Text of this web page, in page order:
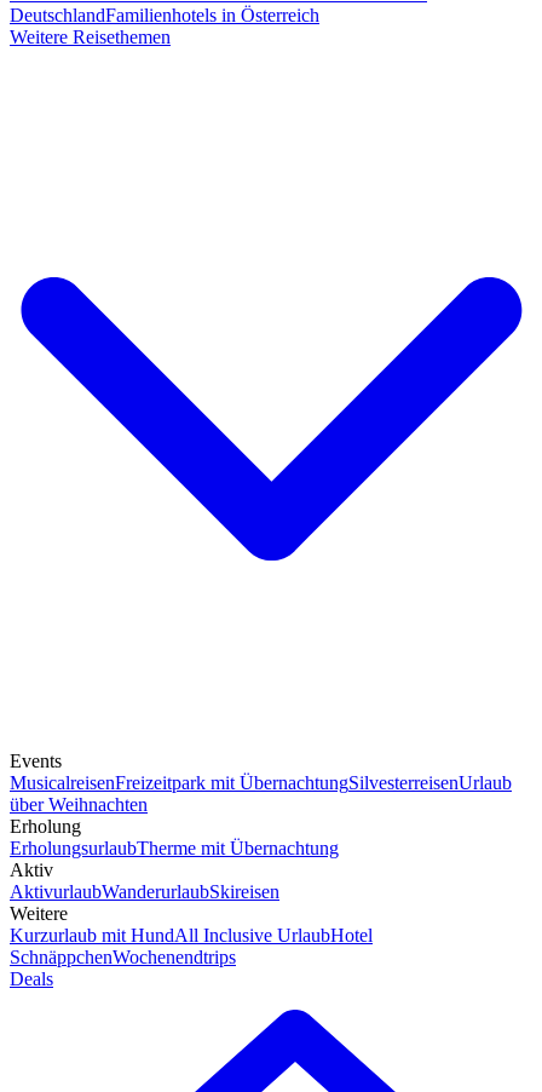
DeutschlandFamilienhotels in Österreich
Weitere Reisethemen
Events
MusicalreisenFreizeitpark mit ÜbernachtungSilvesterreisenUrlaub
über Weihnachten
Erholung
ErholungsurlaubTherme mit Übernachtung
Aktiv
AktivurlaubWanderurlaubSkireisen
Weitere
Kurzurlaub mit HundAll Inclusive UrlaubHotel
SchnäppchenWochenendtrips
Deals